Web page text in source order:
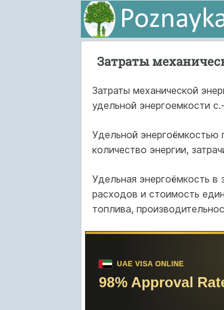
Затраты
Затраты механической
удельной энергоемкости
Удельной энергоёмкостью
количество энергии,
Удельная энергоёмкость в
расходов и стоимость
топлива,